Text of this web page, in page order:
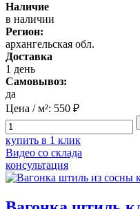
Наличие
в наличии
Регион:
архангельская обл.
Доставка
1 день
Самовывоз:
да
Цена / м²: 550 ₽
купить в 1 клик
Видео со склада
консультация